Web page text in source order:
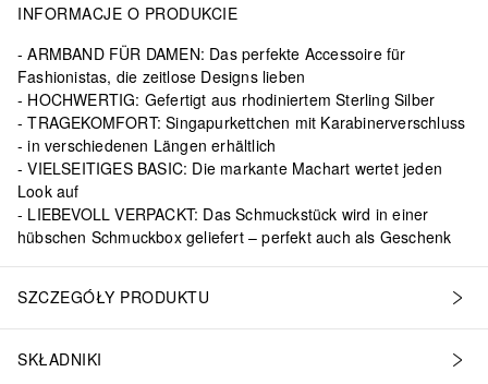
INFORMACJE O PRODUKCIE
ARMBAND FÜR DAMEN: Das perfekte Accessoire für
Fashionistas, die zeitlose Designs lieben
HOCHWERTIG: Gefertigt aus rhodiniertem Sterling Silber
TRAGEKOMFORT: Singapurkettchen mit Karabinerverschluss
- in verschiedenen Längen erhältlich
VIELSEITIGES BASIC: Die markante Machart wertet jeden
Look auf
LIEBEVOLL VERPACKT: Das Schmuckstück wird in einer
hübschen Schmuckbox geliefert – perfekt auch als Geschenk
SZCZEGÓŁY PRODUKTU
SKŁADNIKI